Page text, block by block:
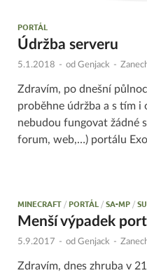
PORTÁL
Údržba serveru
5.1.2018 - od Genjack -
Zdravím, po dnešní
proběhne údržba a s tím i
nebudou fungovat žádné
forum, web,…) portálu
MINECRAFT/PORTÁL/SA-MP/
Menší výpadek
5.9.2017 - od Genjack -
Zdravím, dnes zhruba v